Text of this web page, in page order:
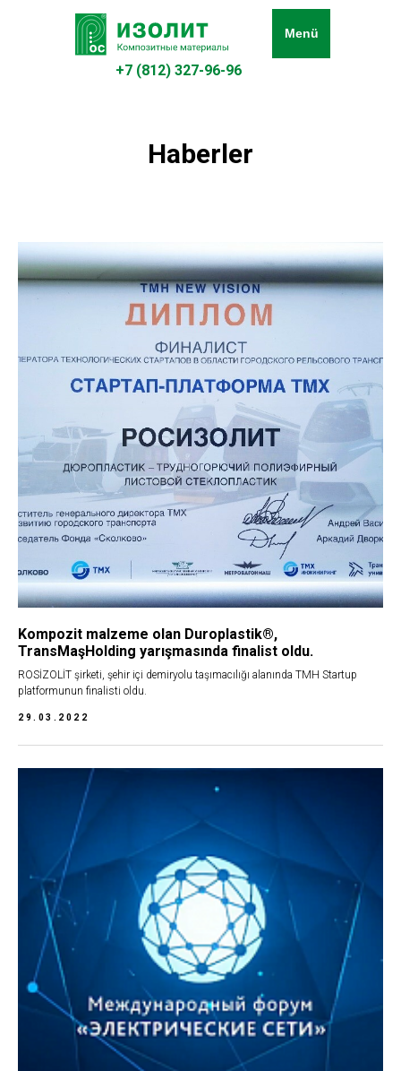
+7 (812) 327-96-96
Katalog Duroplastik Mekanik
Menü
Haberler
Kompozit malzeme olan Duroplastik®,
TransMaşHolding yarışmasında finalist oldu.
ROSİZOLİT şirketi, şehir içi demiryolu taşımacılığı alanında TMH Startup
platformunun finalisti oldu.
29.03.2022